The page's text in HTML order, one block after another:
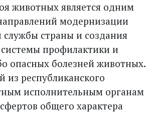
животных является одним
модернизации
службы страны и создания
профилактики и
опасных болезней животных.
из республиканского
исполнительным органам
общего характера